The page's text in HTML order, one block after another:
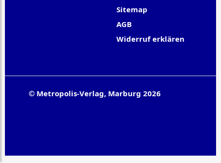
Sitemap
AGB
Widerruf erklären
© Metropolis-Verlag, Marburg 2026